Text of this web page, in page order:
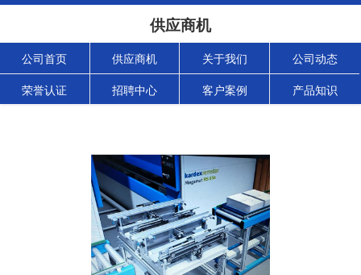
供应商机
公司首页 供应商机 关于我们 公司动态
荣誉认证 招聘中心 客户案例 产品知识